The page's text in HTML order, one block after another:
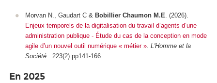
Morvan N., Gaudart C & Bobillier Chaumon M.E . (2026).
Enjeux temporels de la digitalisation du travail d’agents d’une
administration publique - Étude du cas de la conception en mode
agile d’un nouvel outil numérique « métier ». L'Homme et la
Société. 223(2) pp141-166
En 2025